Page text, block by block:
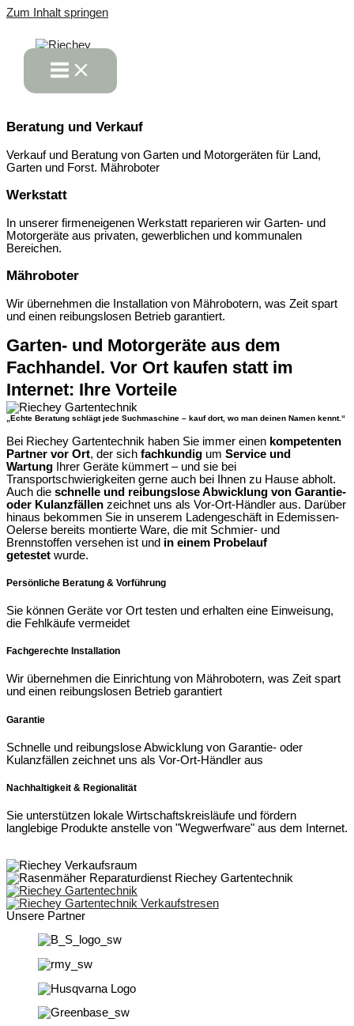
Zum Inhalt springen
Beratung und Verkauf
Verkauf und Beratung von Garten und Motorgeräten für Land,
Garten und Forst. Mähroboter
Werkstatt
In unserer firmeneigenen Werkstatt reparieren wir Garten- und
Motorgeräte aus privaten, gewerblichen und kommunalen
Bereichen.
Mähroboter
Wir übernehmen die Installation von Mährobotern, was Zeit spart
und einen reibungslosen Betrieb garantiert.
Garten- und Motorgeräte aus dem
Fachhandel. Vor Ort kaufen statt im
Internet: Ihre Vorteile
„Echte Beratung schlägt jede Suchmaschine – kauf dort, wo man deinen Namen kennt.“
Bei Riechey Gartentechnik haben Sie immer einen kompetenten
Partner vor Ort, der sich fachkundig um Service und
Wartung Ihrer Geräte kümmert – und sie bei
Transportschwierigkeiten gerne auch bei Ihnen zu Hause abholt.
Auch die schnelle und reibungslose Abwicklung von Garantie-
oder Kulanzfällen zeichnet uns als Vor-Ort-Händler aus. Darüber
hinaus bekommen Sie in unserem Ladengeschäft in Edemissen-
Oelerse bereits montierte Ware, die mit Schmier- und
Brennstoffen versehen ist und in einem Probelauf
getestet wurde.
Persönliche Beratung & Vorführung
Sie können Geräte vor Ort testen und erhalten eine Einweisung,
die Fehlkäufe vermeidet
Fachgerechte Installation
Wir übernehmen die Einrichtung von Mährobotern, was Zeit spart
und einen reibungslosen Betrieb garantiert
Garantie
Schnelle und reibungslose Abwicklung von Garantie- oder
Kulanzfällen zeichnet uns als Vor-Ort-Händler aus
Nachhaltigkeit & Regionalität
Sie unterstützen lokale Wirtschaftskreisläufe und fördern
langlebige Produkte anstelle von "Wegwerfware" aus dem Internet.
Unsere Partner